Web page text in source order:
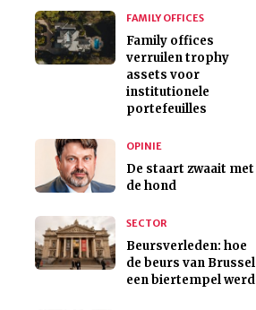
FAMILY OFFICES
Family offices
verruilen trophy
assets voor
institutionele
portefeuilles
OPINIE
De staart zwaait met
de hond
SECTOR
Beursverleden: hoe
de beurs van Brussel
een biertempel werd